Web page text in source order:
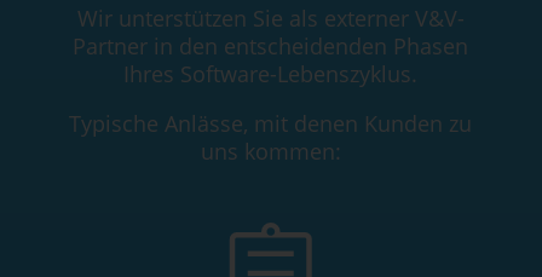
Wir unterstützen Sie als externer V&V-
Partner in den entscheidenden Phasen
Ihres Software-Lebenszyklus.
Typische Anlässe, mit denen Kunden zu
uns kommen: